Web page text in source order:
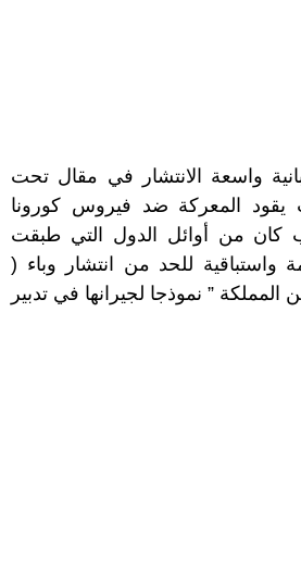
واسعة الانتشار في مقال تحت
يقود المعركة ضد فيروس كورونا
كان من أوائل الدول التي طبقت
واستباقية للحد من انتشار وباء (
جعل من المملكة ” نموذجا لجيرانها في تدبير